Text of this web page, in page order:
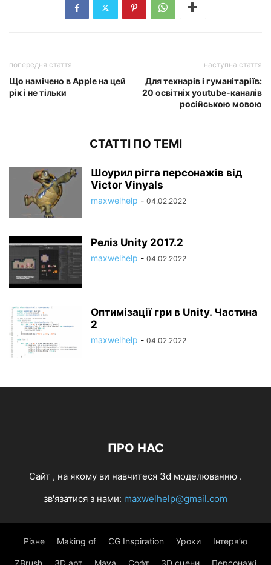
попередня стаття
Що намічено в Apple на цей
рік і не тільки
наступна стаття
Для технарів і гуманітаріїв:
20 освітніх youtube-каналів
російською мовою
СТАТТІ ПО ТЕМІ
Шоурил рігга персонажів від
Victor Vinyals
maxwelhelp - 04.02.2022
Реліз Unity 2017.2
maxwelhelp - 04.02.2022
Оптимізації гри в Unity. Частина
2
maxwelhelp - 04.02.2022
ПРО НАС
Cайт , на якому ви навчитеся 3d моделюванню .
зв'язатися з нами: maxwelhelp@gmail.com
Різне Making of CG Inspiration Уроки Інтерв’ю